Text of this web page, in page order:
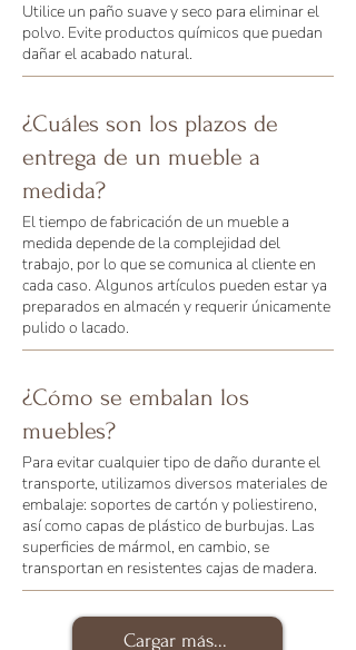
Utilice un paño suave y seco para eliminar el
polvo. Evite productos químicos que puedan
dañar el acabado natural.
¿Cuáles son los plazos de
entrega de un mueble a
medida?
El tiempo de fabricación de un mueble a
medida depende de la complejidad del
trabajo, por lo que se comunica al cliente en
cada caso. Algunos artículos pueden estar ya
preparados en almacén y requerir únicamente
pulido o lacado.
¿Cómo se embalan los
muebles?
Para evitar cualquier tipo de daño durante el
transporte, utilizamos diversos materiales de
embalaje: soportes de cartón y poliestireno,
así como capas de plástico de burbujas. Las
superficies de mármol, en cambio, se
transportan en resistentes cajas de madera.
Cargar más...